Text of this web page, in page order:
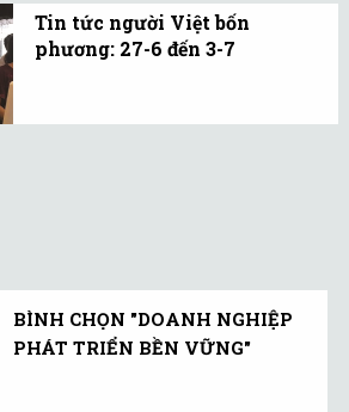
người Việt nhập về, ông
Đỗ Thuyên nhận thấy
Tin tức người Việt bốn
phương: 27-6 đến 3-7
BÌNH CHỌN "DOANH NGHIỆP
PHÁT TRIỂN BỀN VỮNG"